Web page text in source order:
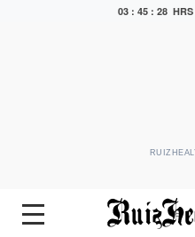
03 : 45 : 28 HRS